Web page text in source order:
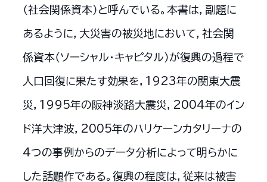
（社会関係資本）と呼んでいる。本書は，副題に
あるように，大災害の被災地において，社会関
係資本（ソーシャル・キャピタル）が復興の過程で
人口回復に果たす効果を，1923年の関東大震
災，1995年の阪神淡路大震災，2004年のイン
ド洋大津波，2005年のハリケーンカタリーナの
4つの事例からのデータ分析によって明らかに
した話題作である。復興の程度は，従来は被害